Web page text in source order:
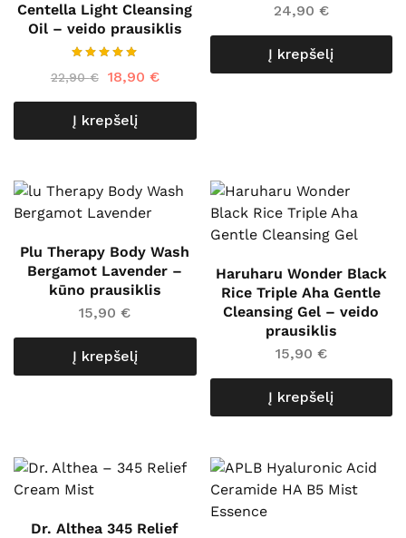
Centella Light Cleansing
Oil – veido prausiklis
22,90€ 18,90 €
Į krepšelį
24,90 €
Į krepšelį
Plu Therapy Body Wash
Bergamot Lavender –
kūno prausiklis
15,90€
Į krepšelį
Haruharu Wonder Black
Rice Triple Aha Gentle
Cleansing Gel – veido
prausiklis
15,90 €
Į krepšelį
Dr. Althea 345 Relief